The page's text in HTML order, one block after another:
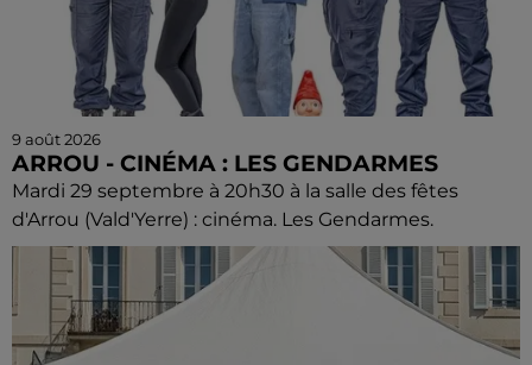
9 août 2026
ARROU - CINÉMA : LES GENDARMES
Mardi 29 septembre à 20h30 à la salle des fêtes
d'Arrou (Vald'Yerre) : cinéma. Les Gendarmes.